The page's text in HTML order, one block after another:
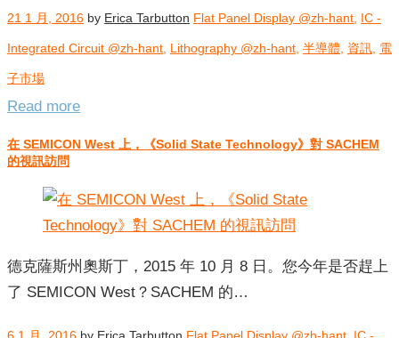
21 1 月, 2016 by Erica Tarbutton Flat Panel Display @zh-hant, IC -
Integrated Circuit @zh-hant, Lithography @zh-hant, 半導體, 資訊, 電
子市場
Read more
在 SEMICON West 上，《Solid State Technology》對 SACHEM
的視訊訪問
德克薩斯州奧斯丁，2015 年 10 月 8 日。您今年是否趕上
了 SEMICON West？SACHEM 的…
6 1 月, 2016 by Erica Tarbutton Flat Panel Display @zh-hant IC -